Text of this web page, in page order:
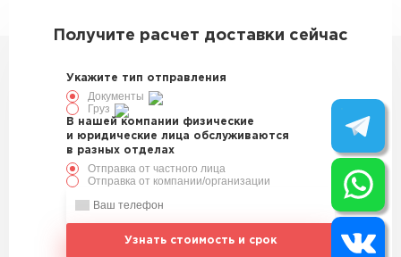
Получите расчет доставки сейчас
Укажите тип отправления
Документы
Груз
В нашей компании физические
и юридические лица обслуживаются
в разных отделах
Отправка от частного лица
Отправка от компании/организации
Узнать стоимость и срок